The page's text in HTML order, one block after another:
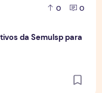
0 0
da Semulsp para